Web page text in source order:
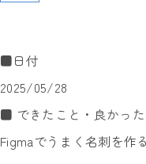
■日付
2025/05/28
■ できたこと・良かっ
Figmaでうまく名刺を作